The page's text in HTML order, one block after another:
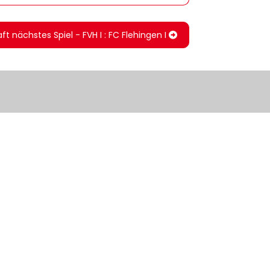
nächstes Spiel - FVH I : FC Flehingen I